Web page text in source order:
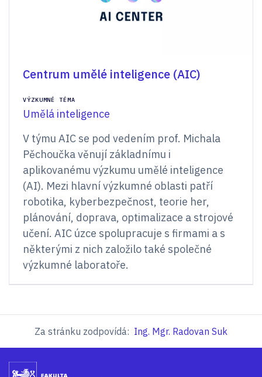
Centrum umělé inteligence (AIC)
VÝZKUMNÉ TÉMA
Umělá inteligence
V týmu AIC se pod vedením prof. Michala
Pěchoučka věnují základnímu i
aplikovanému výzkumu umělé inteligence
(AI). Mezi hlavní výzkumné oblasti patří
robotika, kyberbezpečnost, teorie her,
plánování, doprava, optimalizace a strojové
učení. AIC úzce spolupracuje s firmami a s
některými z nich založilo také společné
výzkumné laboratoře.
Za stránku zodpovídá: Ing. Mgr. Radovan Suk